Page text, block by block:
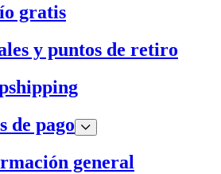
gratis
y puntos de retiro
de pago
general